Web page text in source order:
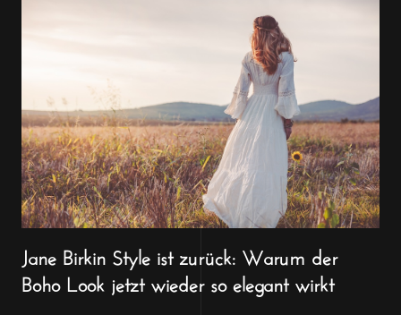
Jane Birkin Style ist zurück: Warum der
Boho Look jetzt wieder so elegant wirkt